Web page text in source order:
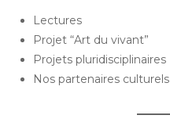
Lectures
Projet “Art du vivant”
Projets pluridisciplinaires
Nos partenaires culturels